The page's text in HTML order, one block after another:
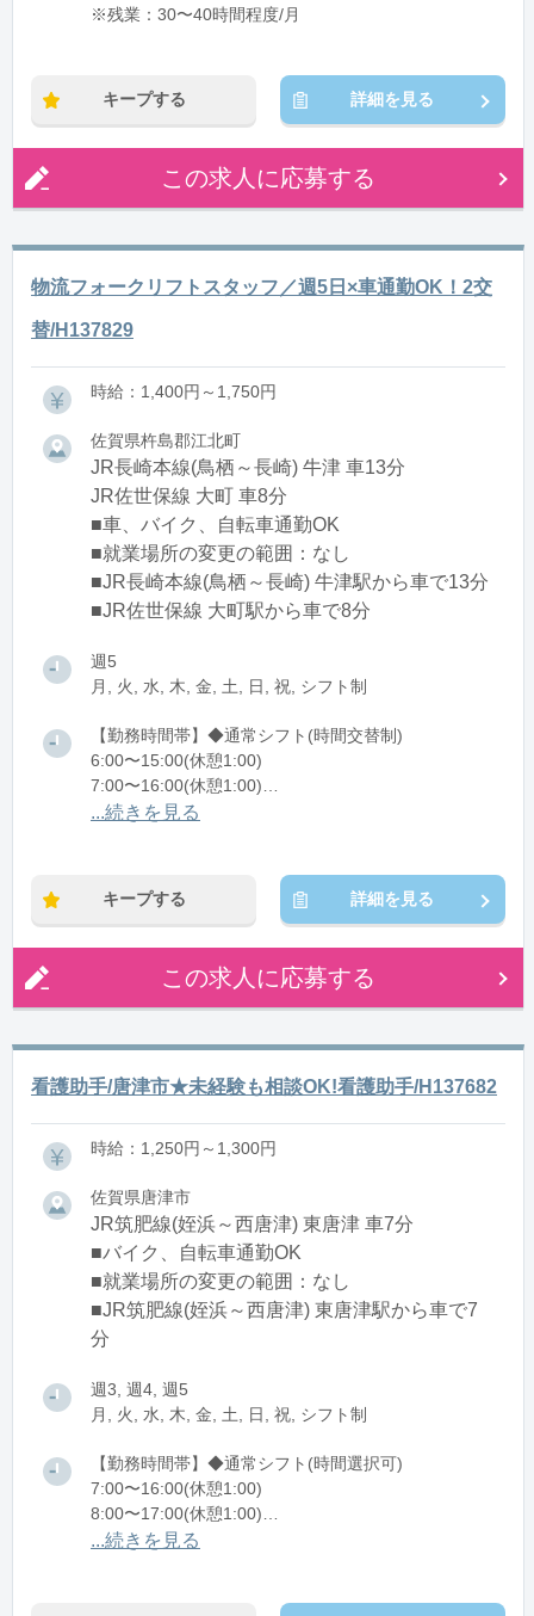
※残業：30〜40時間程度/月
キープする 詳細を見る
この求人に応募する
物流フォークリフトスタッフ／週5日×車通勤OK！2交
替/H137829
時給：1,400円～1,750円
佐賀県杵島郡江北町
JR長崎本線(鳥栖～長崎) 牛津 車13分
JR佐世保線 大町 車8分
■車、バイク、自転車通勤OK
■就業場所の変更の範囲：なし
■JR長崎本線(鳥栖～長崎) 牛津駅から車で13分
■JR佐世保線 大町駅から車で8分
週5
月, 火, 水, 木, 金, 土, 日, 祝, シフト制
【勤務時間帯】◆通常シフト(時間交替制)
6:00〜15:00(休憩1:00)
7:00〜16:00(休憩1:00)
12:00〜21:00(休憩1:00)
※残業：20〜40時間程度/月
...続きを見る
キープする 詳細を見る
この求人に応募する
看護助手/唐津市★未経験も相談OK!看護助手/H137682
時給：1,250円～1,300円
佐賀県唐津市
JR筑肥線(姪浜～西唐津) 東唐津 車7分
■バイク、自転車通勤OK
■就業場所の変更の範囲：なし
■JR筑肥線(姪浜～西唐津) 東唐津駅から車で7
分
週3, 週4, 週5
月, 火, 水, 木, 金, 土, 日, 祝, シフト制
【勤務時間帯】◆通常シフト(時間選択可)
7:00〜16:00(休憩1:00)
8:00〜17:00(休憩1:00)
12:00〜21:00(休憩1:00)
...続きを見る